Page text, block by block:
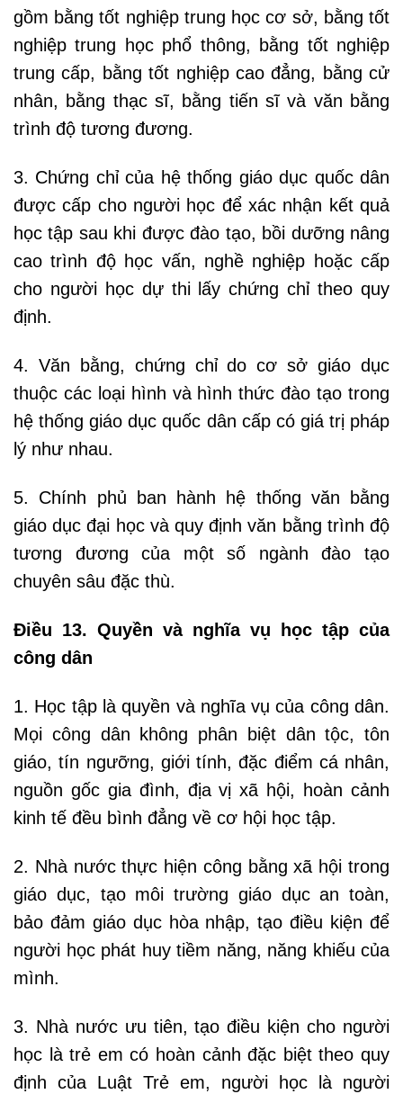
gồm bằng tốt nghiệp trung học cơ sở, bằng tốt
nghiệp trung học phổ thông, bằng tốt nghiệp
trung cấp, bằng tốt nghiệp cao đẳng, bằng cử
nhân, bằng thạc sĩ, bằng tiến sĩ và văn bằng
trình độ tương đương.
3. Chứng chỉ của hệ thống giáo dục quốc dân
được cấp cho người học để xác nhận kết quả
học tập sau khi được đào tạo, bồi dưỡng nâng
cao trình độ học vấn, nghề nghiệp hoặc cấp
cho người học dự thi lấy chứng chỉ theo quy
định.
4. Văn bằng, chứng chỉ do cơ sở giáo dục
thuộc các loại hình và hình thức đào tạo trong
hệ thống giáo dục quốc dân cấp có giá trị pháp
lý như nhau.
5. Chính phủ ban hành hệ thống văn bằng
giáo dục đại học và quy định văn bằng trình độ
tương đương của một số ngành đào tạo
chuyên sâu đặc thù.
Điều 13. Quyền và nghĩa vụ học tập của
công dân
1. Học tập là quyền và nghĩa vụ của công dân.
Mọi công dân không phân biệt dân tộc, tôn
giáo, tín ngưỡng, giới tính, đặc điểm cá nhân,
nguồn gốc gia đình, địa vị xã hội, hoàn cảnh
kinh tế đều bình đẳng về cơ hội học tập.
2. Nhà nước thực hiện công bằng xã hội trong
giáo dục, tạo môi trường giáo dục an toàn,
bảo đảm giáo dục hòa nhập, tạo điều kiện để
người học phát huy tiềm năng, năng khiếu của
mình.
3. Nhà nước ưu tiên, tạo điều kiện cho người
học là trẻ em có hoàn cảnh đặc biệt theo quy
định của Luật Trẻ em, người học là người